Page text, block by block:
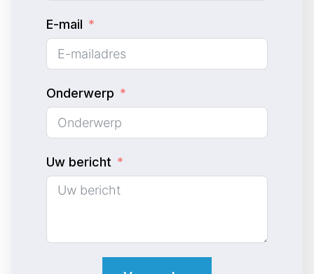
i
t
e
d
S
t
t
e
1
E-mail
Onderwerp
Uw bericht